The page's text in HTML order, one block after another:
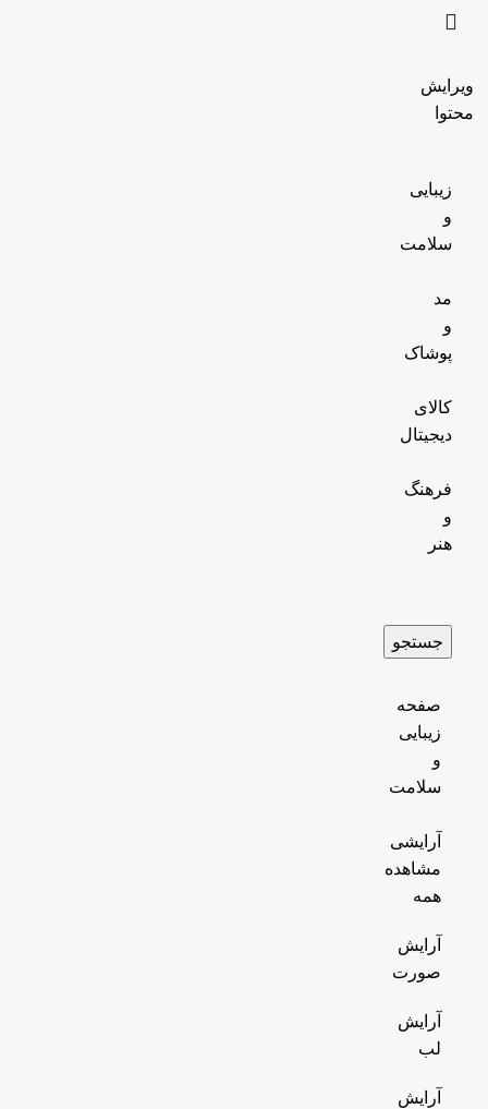
ویرایش
محتوا
زیبایی
و
سلامت
مد
و
پوشاک
کالای
دیجیتال
فرهنگ
و
هنر
جستجو
صفحه
زیبایی
و
سلامت
آرایشی
مشاهده
همه
آرایش
صورت
آرایش
لب
آرایش